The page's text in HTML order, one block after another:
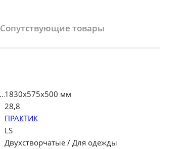
Сопутствующие товары
1830х575х500 мм
28,8
ПРАКТИК
LS
Двухстворчатые / Для одежды